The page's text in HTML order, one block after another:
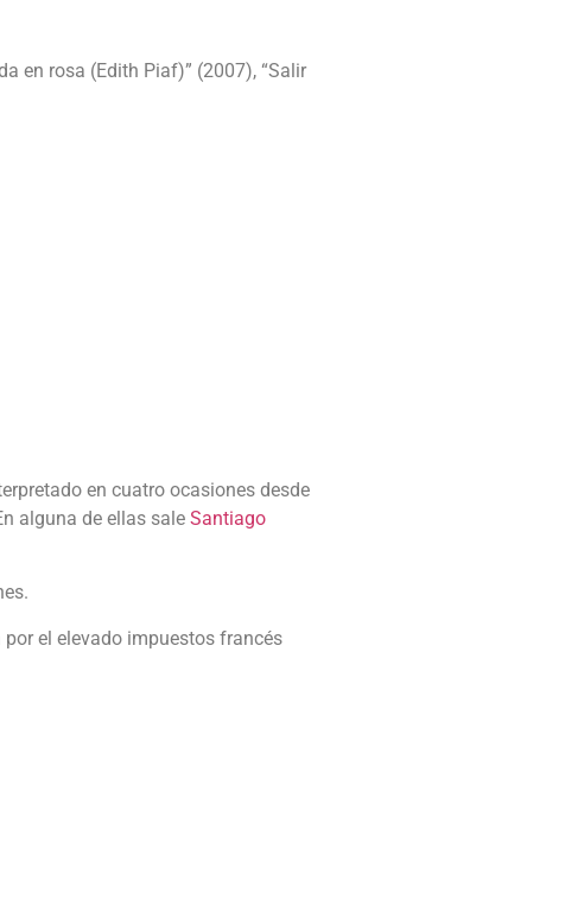
en rosa (Edith Piaf)” (2007), “Salir
en cuatro ocasiones desde
alguna de ellas sale Santiago
el elevado impuestos francés